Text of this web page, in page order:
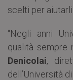
scelti per
“Negli anni
qualità sempre
Denicolai,
dell’Università